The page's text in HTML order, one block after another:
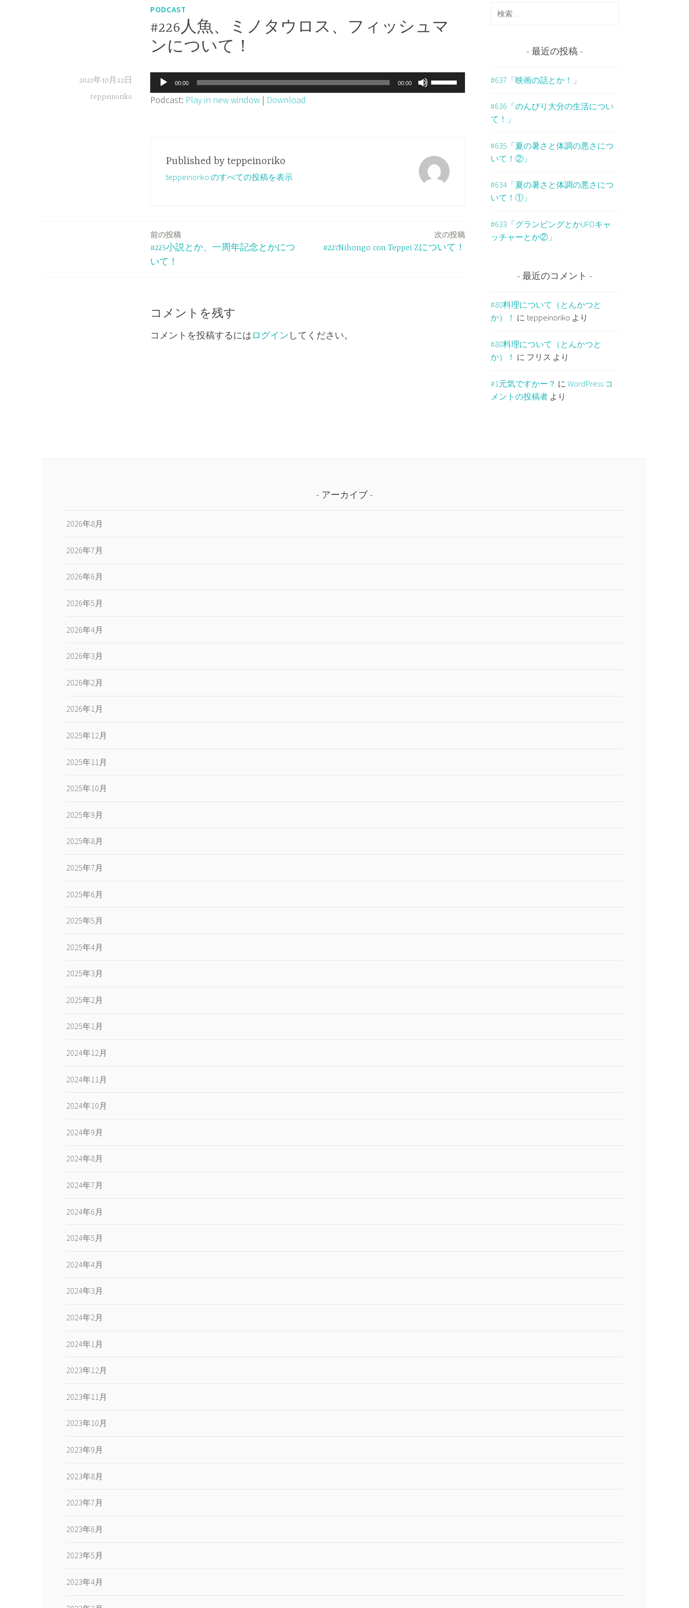
PODCAST
#226人魚、ミノタウロス、フィッシュマ
ンについて！
2021年10月22日
teppeinoriko
声
プ
00:00 00:00
ボ
リ
節
に
矢
印
Podcast: Play in new window | Download
Published by teppeinoriko
teppeinoriko のすべての投稿を表示
前の投稿
#225小説とか、一周年記念とかにつ
いて！
次の投稿
#227Nihongo con Teppei Zについて！
コメントを残す
コメントを投稿するにはログイン してください。
検
最近の投稿
#637「映画の話とか！」
#636「のんびり大分の生活につい
て！」
#635「夏の暑さと体調の悪さにつ
いて！②」
#634「夏の暑さと体調の悪さにつ
いて！①」
#633「グランピングとかUFOキャ
ッチャーとか②」
最近のコメント
#80料理について（とんかつと
か）！ に teppeinoriko より
#80料理について（とんかつと
か）！ に フリス より
#1元気ですかー？ に WordPress コ
メントの投稿者 より
アーカイブ
2026年8月
2026年7月
2026年6月
2026年5月
2026年4月
2026年3月
2026年2月
2026年1月
2025年12月
2025年11月
2025年10月
2025年9月
2025年8月
2025年7月
2025年6月
2025年5月
2025年4月
2025年3月
2025年2月
2025年1月
2024年12月
2024年11月
2024年10月
2024年9月
2024年8月
2024年7月
2024年6月
2024年5月
2024年4月
2024年3月
2024年2月
2024年1月
2023年12月
2023年11月
2023年10月
2023年9月
2023年8月
2023年7月
2023年6月
2023年5月
2023年4月